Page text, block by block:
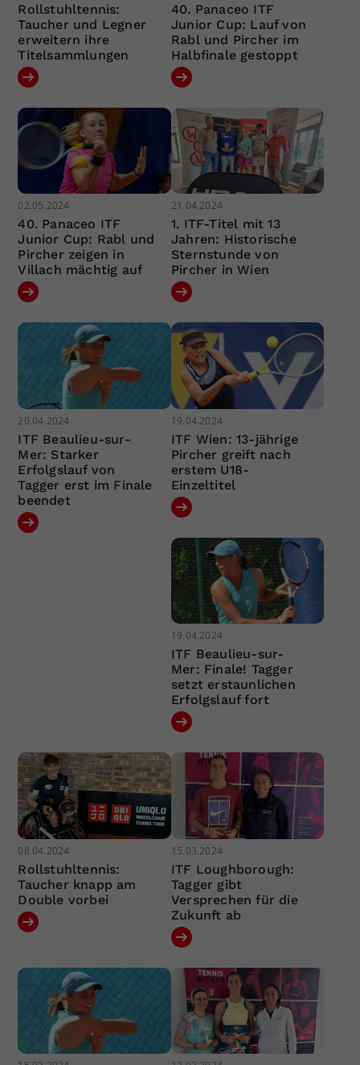
Rollstuhltennis:
Taucher und Legner
erweitern ihre
Titelsammlungen
40. Panaceo ITF
Junior Cup: Lauf von
Rabl und Pircher im
Halbfinale gestoppt
02.05.2024
40. Panaceo ITF
Junior Cup: Rabl und
Pircher zeigen in
Villach mächtig auf
21.04.2024
1. ITF-Titel mit 13
Jahren: Historische
Sternstunde von
Pircher in Wien
20.04.2024
ITF Beaulieu-sur-
Mer: Starker
Erfolgslauf von
Tagger erst im Finale
beendet
19.04.2024
ITF Wien: 13-jährige
Pircher greift nach
erstem U18-
Einzeltitel
19.04.2024
ITF Beaulieu-sur-
Mer: Finale! Tagger
setzt erstaunlichen
Erfolgslauf fort
08.04.2024
Rollstuhltennis:
Taucher knapp am
Double vorbei
15.03.2024
ITF Loughborough:
Tagger gibt
Versprechen für die
Zukunft ab